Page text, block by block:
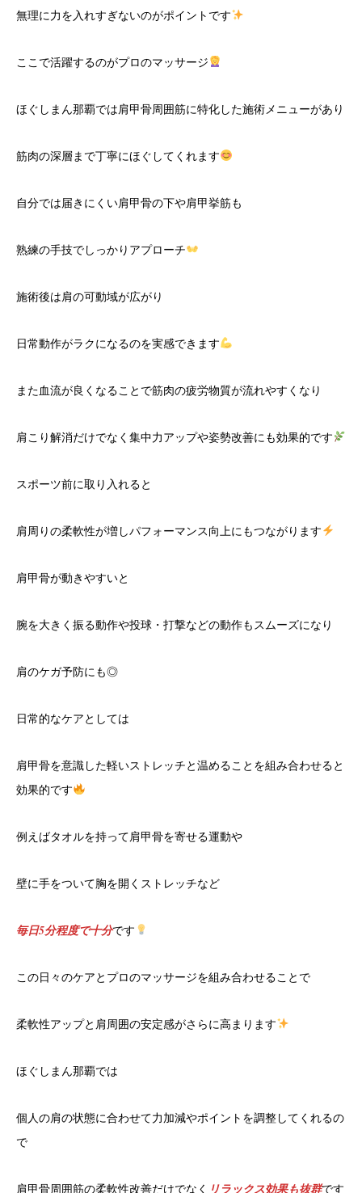
無理に力を入れすぎないのがポイントです
ここで活躍するのがプロのマッサージ
ほぐしまん那覇では肩甲骨周囲筋に特化した施術メニューがあり
筋肉の深層まで丁寧にほぐしてくれます
自分では届きにくい肩甲骨の下や肩甲挙筋も
熟練の手技でしっかりアプローチ
施術後は肩の可動域が広がり
日常動作がラクになるのを実感できます
また血流が良くなることで筋肉の疲労物質が流れやすくなり
肩こり解消だけでなく集中力アップや姿勢改善にも効果的です
スポーツ前に取り入れると
肩周りの柔軟性が増しパフォーマンス向上にもつながります
肩甲骨が動きやすいと
腕を大きく振る動作や投球・打撃などの動作もスムーズになり
肩のケガ予防にも◎
日常的なケアとしては
肩甲骨を意識した軽いストレッチと温めることを組み合わせると
効果的です
例えばタオルを持って肩甲骨を寄せる運動や
壁に手をついて胸を開くストレッチなど
毎日5分程度で十分です
この日々のケアとプロのマッサージを組み合わせることで
柔軟性アップと肩周囲の安定感がさらに高まります
ほぐしまん那覇では
個人の肩の状態に合わせて力加減やポイントを調整してくれるの
で
肩甲骨周囲筋の柔軟性改善だけでなく リラックス効果も抜群です